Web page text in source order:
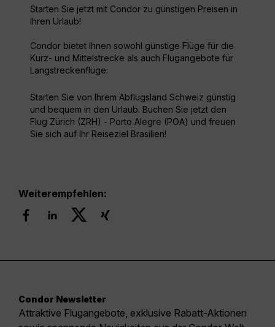
Starten Sie jetzt mit Condor zu günstigen Preisen in
Ihren Urlaub!
Condor bietet Ihnen sowohl günstige Flüge für die
Kurz- und Mittelstrecke als auch Flugangebote für
Langstreckenflüge.
Starten Sie von Ihrem Abflugsland Schweiz günstig
und bequem in den Urlaub. Buchen Sie jetzt den
Flug Zürich (ZRH) - Porto Alegre (POA) und freuen
Sie sich auf Ihr Reiseziel Brasilien!
Weiterempfehlen:
Condor Newsletter
Attraktive Flugangebote, exklusive Rabatt-Aktionen